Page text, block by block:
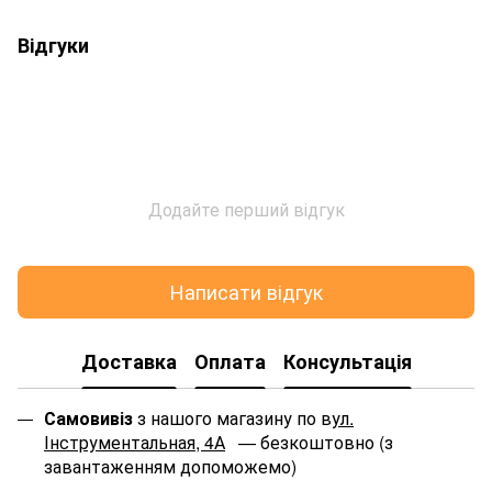
Відгуки
Додайте перший відгук
Написати відгук
Доставка Оплата Консультація
Самовивізз нашого магазину по вул.
Інструментальная, 4А — безкоштовно (з
завантаженням допоможемо)